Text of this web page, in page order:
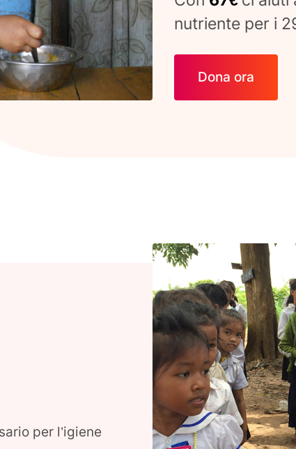
nutriente per i
Dona ora
per l’igiene